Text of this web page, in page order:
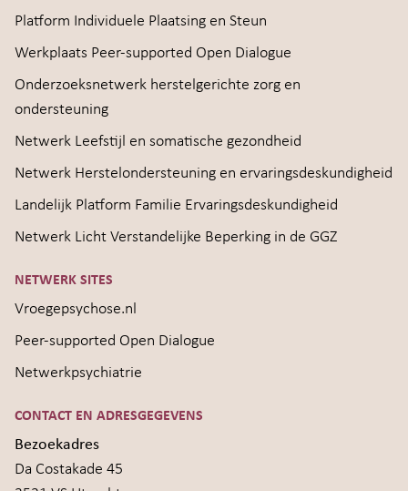
Platform Individuele Plaatsing en Steun
Werkplaats Peer-supported Open Dialogue
Onderzoeksnetwerk herstelgerichte zorg en
ondersteuning
Netwerk Leefstijl en somatische gezondheid
Netwerk Herstelondersteuning en ervaringsdeskundigheid
Landelijk Platform Familie Ervaringsdeskundigheid
Netwerk Licht Verstandelijke Beperking in de GGZ
NETWERK SITES
Vroegepsychose.nl
Peer-supported Open Dialogue
Netwerkpsychiatrie
CONTACT EN ADRESGEGEVENS
Bezoekadres
Da Costakade 45